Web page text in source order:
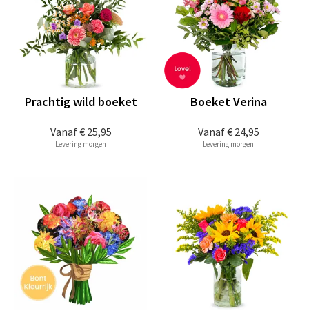
Vanaf€ 25,95
Prachtig wild boeket
Levering morgen
Vanaf€ 24,95
Boeket Verina
Levering morgen